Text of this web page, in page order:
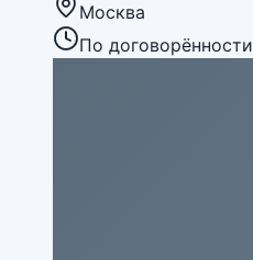
Москва
По договорённости